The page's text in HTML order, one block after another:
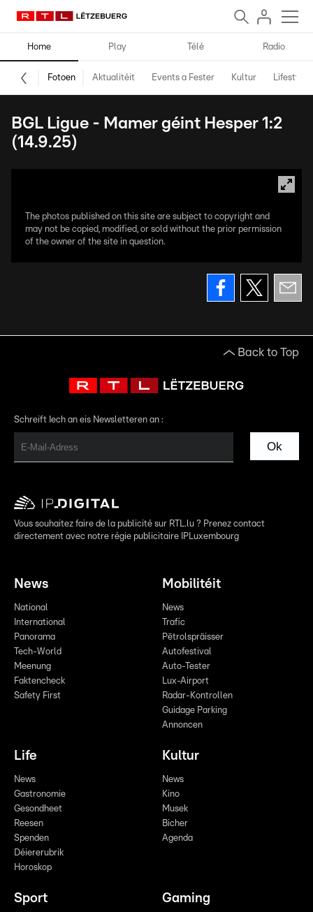
Home Play Télé Radio
Fotoen Aktualitéit Events a Fester Kultur Lifestyle
BGL Ligue - Mamer géint Hesper 1:2
(14.9.25)
The photos published on this site are subject to copyright and
may not be copied, modified, or sold without the prior permission
of the owner of the site in question.
Back to Top
Schreift Iech an eis Newsletteren an :
Ok
Vous souhaitez faire de la publicité sur RTL.lu ? Prenez contact
directement avec notre régie publicitaire IPLuxembourg
News
National
International
Panorama
Tech-World
Meenung
Faktencheck
Safety First
Mobilitéit
News
Trafic
Pëtrolspräisser
Autofestival
Auto-Tester
Lux-Airport
Radar-Kontrollen
Guidage Parking
Annoncen
Life
News
Gastronomie
Gesondheet
Reesen
Spenden
Déiererubrik
Horoskop
Kultur
News
Kino
Musek
Bicher
Agenda
Sport Gaming